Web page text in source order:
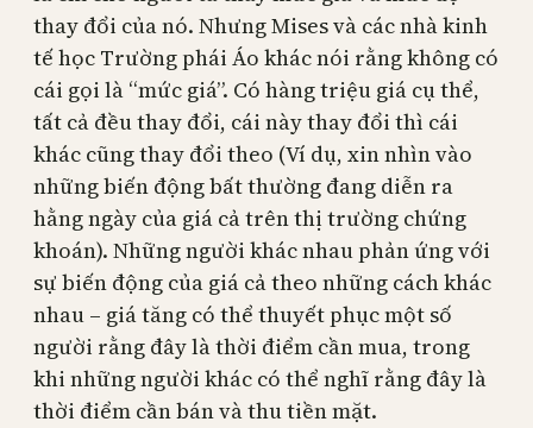
thay đổi của nó. Nhưng Mises và các nhà kinh
tế học Trường phái Áo khác nói rằng không có
cái gọi là “mức giá”. Có hàng triệu giá cụ thể,
tất cả đều thay đổi, cái này thay đổi thì cái
khác cũng thay đổi theo (Ví dụ, xin nhìn vào
những biến động bất thường đang diễn ra
hằng ngày của giá cả trên thị trường chứng
khoán). Những người khác nhau phản ứng với
sự biến động của giá cả theo những cách khác
nhau – giá tăng có thể thuyết phục một số
người rằng đây là thời điểm cần mua, trong
khi những người khác có thể nghĩ rằng đây là
thời điểm cần bán và thu tiền mặt.